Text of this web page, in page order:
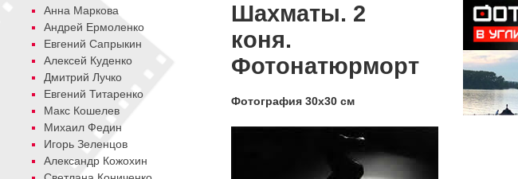
Анна Маркова
Андрей Ермоленко
Евгений Сапрыкин
Алексей Куденко
Дмитрий Лучко
Евгений Титаренко
Макс Кошелев
Михаил Федин
Игорь Зеленцов
Александр Кожохин
Шахматы. 2
коня.
Фотонатюрморт
Фотография 30х30 см